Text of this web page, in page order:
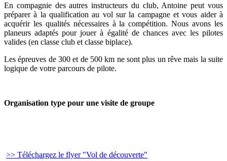
En compagnie des autres instructeurs du club, Antoine peut vous
préparer à la qualification au vol sur la campagne et vous aider à
acquérir les qualités nécessaires à la compétition. Nous avons les
planeurs adaptés pour jouer à égalité de chances avec les pilotes
valides (en classe club et classe biplace).
Les épreuves de 300 et de 500 km ne sont plus un rêve mais la suite
logique de votre parcours de pilote.
Organisation type pour une visite de groupe
>> Téléchargez le flyer "Vol de découverte"